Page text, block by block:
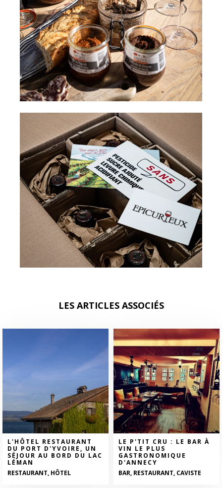
LES ARTICLES ASSOCIÉS
L'HÔTEL RESTAURANT
DU PORT D'YVOIRE, UN
SÉJOUR AU BORD DU LAC
LÉMAN
RESTAURANT, HÔTEL
LE P'TIT CRU : LE BAR À
VIN LE PLUS
GASTRONOMIQUE
D'ANNECY
BAR, RESTAURANT, CAVISTE